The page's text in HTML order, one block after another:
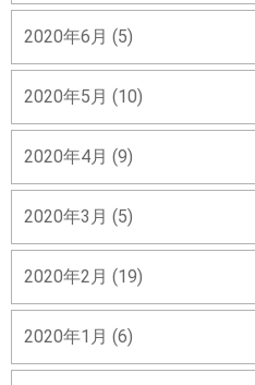
2020年6月 (5)
2020年5月 (10)
2020年4月 (9)
2020年3月 (5)
2020年2月 (19)
2020年1月 (6)